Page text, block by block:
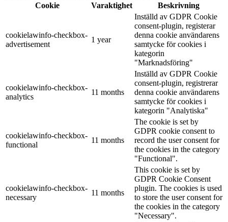
Cookie
Varaktighet Beskrivning
cookielawinfo-checkbox-
advertisement
1 year
Inställd av GDPR Cookie
consent-plugin, registerar
denna cookie användarens
samtycke för cookies i
kategorin
"Marknadsföring"
cookielawinfo-checkbox-
analytics
11 months
Inställd av GDPR Cookie
consent-plugin, registrerar
denna cookie användarens
samtycke för cookies i
kategorin "Analytiska"
cookielawinfo-checkbox-
functional
11 months
The cookie is set by
GDPR cookie consent to
record the user consent for
the cookies in the category
"Functional".
cookielawinfo-checkbox-
necessary
11 months
This cookie is set by
GDPR Cookie Consent
plugin. The cookies is used
to store the user consent for
the cookies in the category
"Necessary".